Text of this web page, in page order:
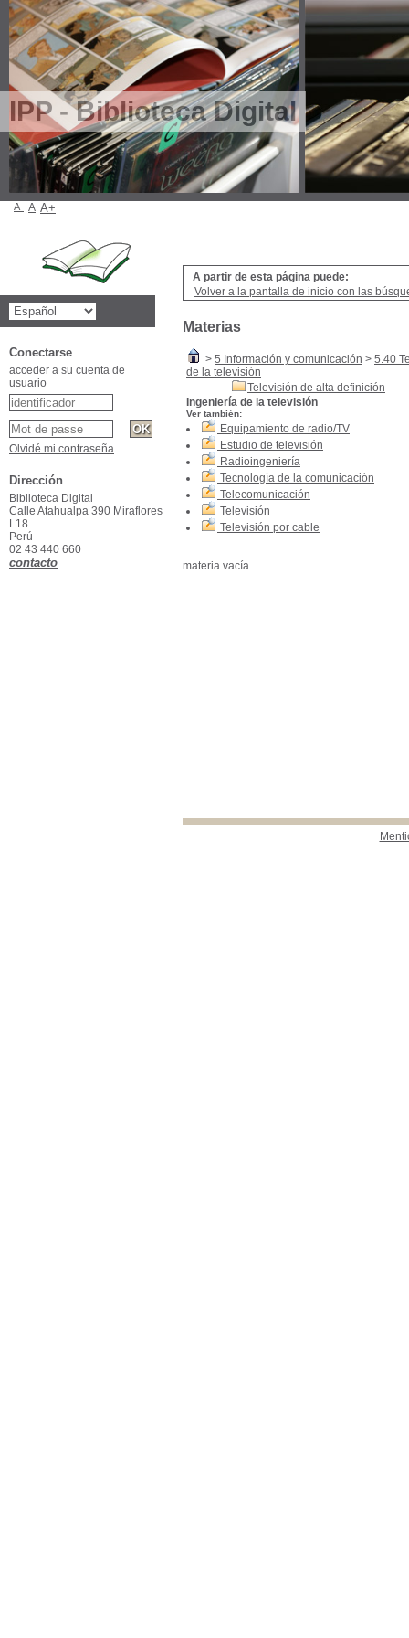
IPP - Biblioteca Digital
A partir de esta página puede:
Volver a la pantalla de inicio con las
Materias
> 5 Información y comunicación > 5.40
de la televisión
Televisión de alta definición
Ingeniería de la televisión
Ver también:
Equipamiento de radio/TV
Estudio de televisión
Radioingeniería
Tecnología de la comunicación
Telecomunicación
Televisión
Televisión por cable
materia vacía
A- A A+
Conectarse
acceder a su cuenta de
usuario
Olvidé mi contraseña
Dirección
Biblioteca Digital
Calle Atahualpa 390 Miraflores
L18
Perú
02 43 440 660
contacto